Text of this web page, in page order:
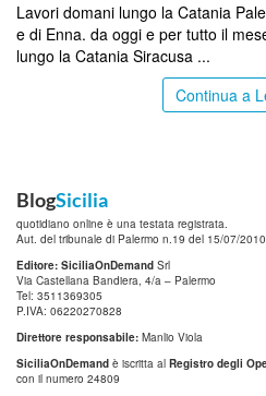
Lavori domani lungo la Catania
e di Enna. da oggi e per tutto il
lungo la Catania Siracusa ...
Continua a
BlogSicilia
quotidiano online è una testata registrata.
Aut. del tribunale di Palermo n.19 del 15/07/2010
Editore: SiciliaOnDemand Srl
Via Castellana Bandiera, 4/a – Palermo
Tel: 3511369305
P.IVA: 06220270828
Direttore responsabile: Manlio Viola
SiciliaOnDemand è iscritta al Registro degli
con il numero 24809